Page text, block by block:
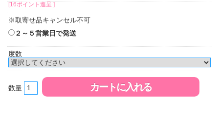
[16ポイント進呈 ]
※取寄せ品キャンセル不可
２～５営業日で発送
度数
数量